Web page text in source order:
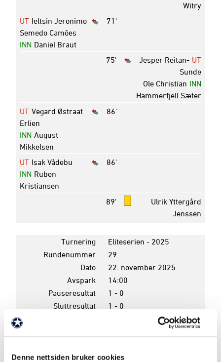
Denne nettsiden bruker cookies
Witry
71'
UT Ieltsin Jeronimo
Semedo Camões
INN Daniel Braut
75'
UT
Jesper Reitan-
Sunde
INN
Ole Christian
Hammerfjell Sæter
86'
UT Vegard Østraat
Erlien
INN August
Mikkelsen
86'
UT Isak Vådebu
INN Ruben
Kristiansen
89'
Ulrik Yttergård
Jenssen
Turnering
Eliteserien - 2025
Rundenummer
29
Dato
22. november 2025
Avspark
14:00
Pauseresultat
1 - 0
Sluttresultat
1 - 0
Romssa Arena